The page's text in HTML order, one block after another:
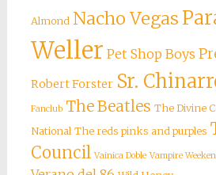
Almond Nacho Vegas
Weller Pet Shop Boys
Robert Forster Sr.
Fanclub The Beatles The Divine
National The reds pinks and purples
Council Vainica Doble Vampire